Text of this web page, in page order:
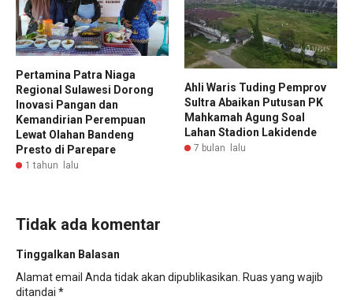
Pertamina Patra Niaga
Regional Sulawesi Dorong
Inovasi Pangan dan
Kemandirian Perempuan
Lewat Olahan Bandeng
Presto di Parepare
1 tahun lalu
Ahli Waris Tuding Pemprov
Sultra Abaikan Putusan PK
Mahkamah Agung Soal
Lahan Stadion Lakidende
7 bulan lalu
Tidak ada komentar
Tinggalkan Balasan
Alamat email Anda tidak akan dipublikasikan. Ruas yang wajib
ditandai *